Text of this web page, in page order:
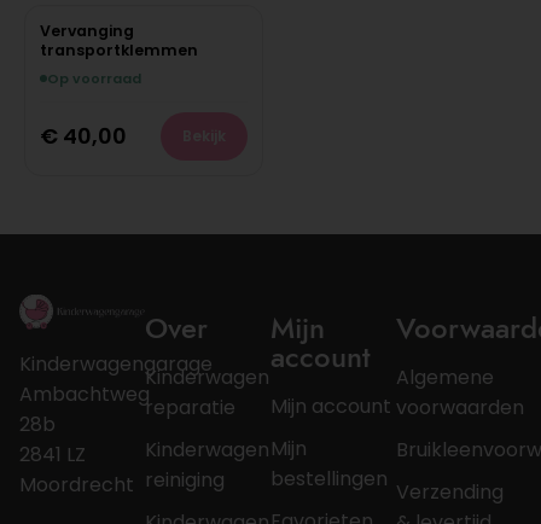
Vervanging
transportklemmen
Op voorraad
€ 40,00
Kinderwagengarage
Ambachtweg
28b
2841 LZ
Moordrecht
Over
Kinderwagen
reparatie
Kinderwagen
reiniging
Mijn
account
Mijn account
Mijn
bestellingen
Algemene
voorwaarden
Verzending